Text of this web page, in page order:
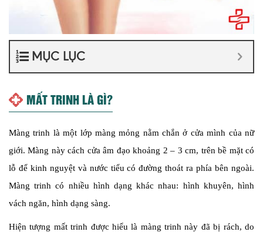
MỤC LỤC
MẤT TRINH LÀ GÌ?
Màng trinh là một lớp màng mỏng nằm chắn ở cửa mình của nữ
giới. Màng này cách cửa âm đạo khoảng 2 – 3 cm, trên bề mặt có
lỗ để kinh nguyệt và nước tiểu có đường thoát ra phía bên ngoài.
Màng trinh có nhiều hình dạng khác nhau: hình khuyên, hình
vách ngăn, hình dạng sàng.
Hiện tượng mất trinh được hiểu là màng trinh này đã bị rách, do